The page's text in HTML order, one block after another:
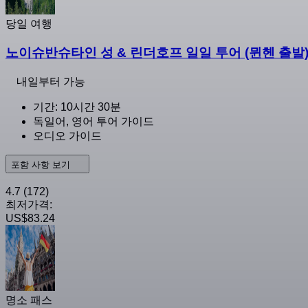
당일 여행
노이슈반슈타인 성 & 린더호프 일일 투어 (뮌헨 출발)
내일부터 가능
기간: 10시간 30분
독일어, 영어 투어 가이드
오디오 가이드
포함 사항 보기
4.7 (172)
최저가격:
US$83.24
명소 패스